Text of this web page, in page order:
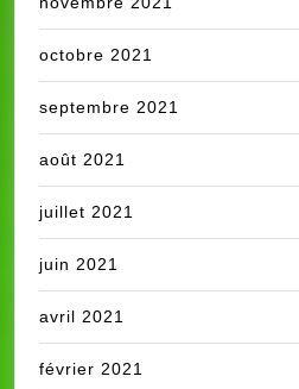
octobre 2021
septembre 2021
août 2021
juillet 2021
juin 2021
avril 2021
février 2021